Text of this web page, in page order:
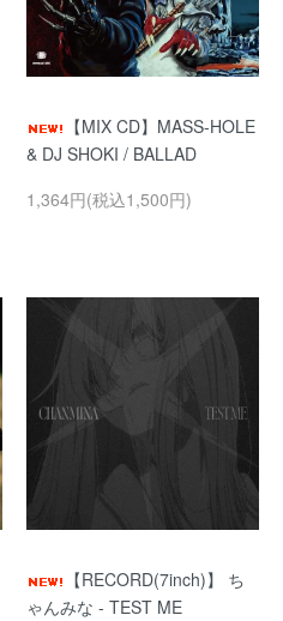
【MIX CD】MASS-HOLE
& DJ SHOKI / BALLAD
1,364円(税込1,500円)
【RECORD(7inch)】 ち
ゃんみな - TEST ME